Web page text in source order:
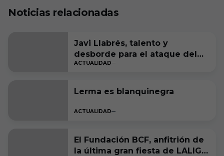
Noticias relacionadas
Javi Llabrés, talento y
desborde para el ataque del
Burgos CF
ACTUALIDAD
Lerma es blanquinegra
ACTUALIDAD
El Fundación BCF, anfitrión de
la última gran fiesta de LALIGA